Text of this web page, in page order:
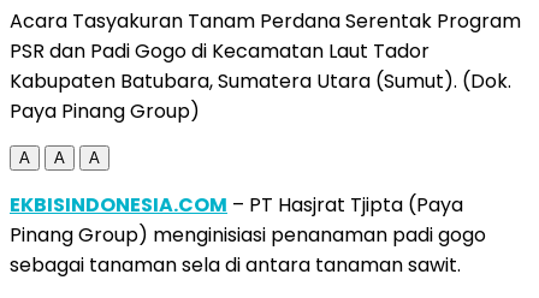
Acara Tasyakuran Tanam Perdana Serentak Program
PSR dan Padi Gogo di Kecamatan Laut Tador
Kabupaten Batubara, Sumatera Utara (Sumut). (Dok.
Paya Pinang Group)
A A A
EKBISINDONESIA.COM – PT Hasjrat Tjipta (Paya
Pinang Group) menginisiasi penanaman padi gogo
sebagai tanaman sela di antara tanaman sawit.